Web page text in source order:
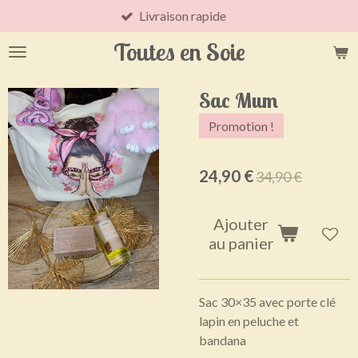
au
contenu
Toutes en Soie
Livraison rapide
Sac Mum
Promotion !
24,90 €34,90 €
Ajouter
au panier
Sac 30×35 avec porte clé
lapin en peluche et
bandana